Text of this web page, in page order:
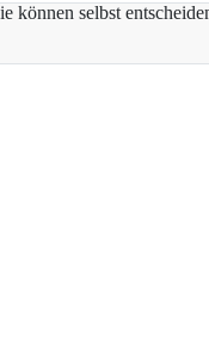
selbst